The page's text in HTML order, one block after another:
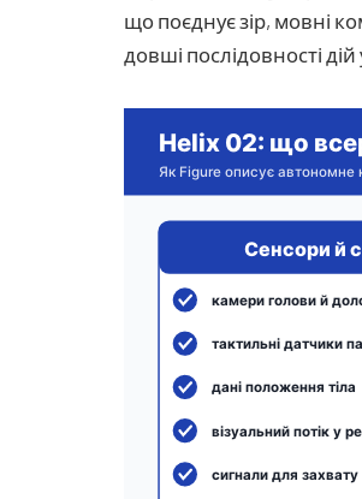
що поєднує зір, мовні
довші послідовності дій